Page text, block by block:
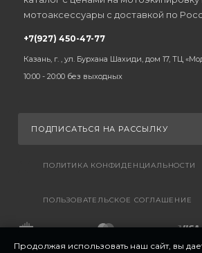
мотоаксессуары с доставкой по
+7(927) 450-47-77
Казань, г. , ул. Бурхана Шахиди, дом 17, ТЦ
10:00 - 20:00 без выходных
ПОДПИСАТЬСЯ НА РАССЫЛКУ
ПОЛИТИКА КОНФИДЕНЦИАЛЬНОСТИ
ПОЛЬЗОВАТЕЛЬСКОЕ СОГЛАШЕНИЕ
Продолжая использовать наш сайт, вы